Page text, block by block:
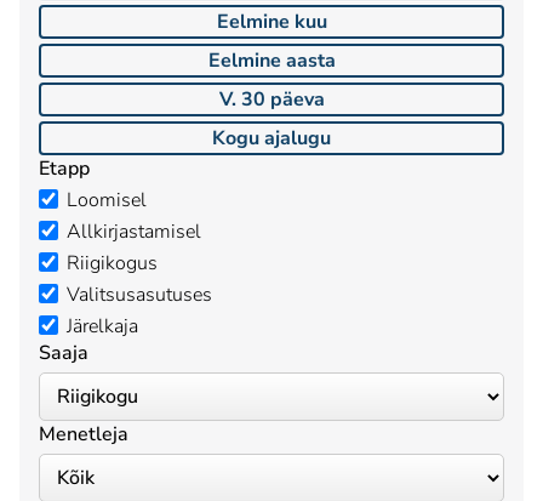
Eelmine kuu
Eelmine aasta
V. 30 päeva
Kogu ajalugu
Etapp
Loomisel
Allkirjastamisel
Riigikogus
Valitsusasutuses
Järelkaja
Saaja
Menetleja